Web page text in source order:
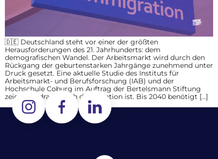
🇩🇪 Deutschland steht vor einer der größten
Herausforderungen des 21. Jahrhunderts: dem
demografischen Wandel. Der Arbeitsmarkt wird durch den
Rückgang der geburtenstarken Jahrgänge zunehmend unter
Druck gesetzt. Eine aktuelle Studie des Instituts für
Arbeitsmarkt- und Berufsforschung (IAB) und der
Hochschule Coburg im Auftrag der Bertelsmann Stiftung
zeigt, wie dramatisch die Situation ist. Bis 2040 benötigt […]